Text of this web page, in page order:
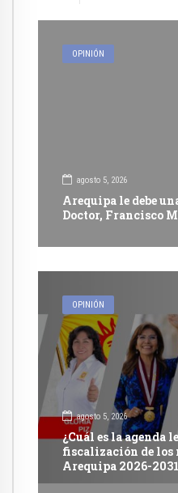
OPINIÓN
agosto 5, 2026
Arequipa le debe
Doctor, Francisco
OPINIÓN
agosto 5, 2026
¿Cuál es la agenda
fiscalización de los
Arequipa 2026-